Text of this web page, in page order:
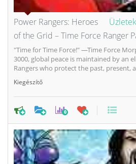
Power Rangers: Heroes
of the Grid – Time Force Ranger
"Time for Time Force!" —Time Force
3000, global peace is maintained by an
Rangers who protect the past, present,
Kiegészítő
0